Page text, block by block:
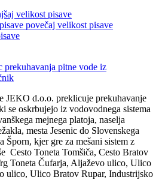
velikost pisave
povečaj velikost pisave
JEKO d.o.o. preklicuje prekuhavanje
se oskrbujejo iz vodovodnega sistema
mejnega platoja, naselja
mesta Jesenic do Slovenskega
Šporn, kjer gre za mešani sistem z
Cesto Toneta Tomšiča, Cesto Bratov
Toneta Čufarja, Aljaževo ulico, Ulico
ulico, Ulico Bratov Rupar, Industrijsko